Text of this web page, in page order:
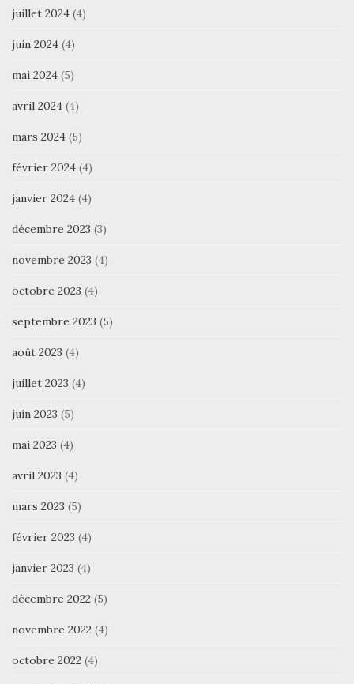
juillet 2024 (4)
juin 2024 (4)
mai 2024 (5)
avril 2024 (4)
mars 2024 (5)
février 2024 (4)
janvier 2024 (4)
décembre 2023 (3)
novembre 2023 (4)
octobre 2023 (4)
septembre 2023 (5)
août 2023 (4)
juillet 2023 (4)
juin 2023 (5)
mai 2023 (4)
avril 2023 (4)
mars 2023 (5)
février 2023 (4)
janvier 2023 (4)
décembre 2022 (5)
novembre 2022 (4)
octobre 2022 (4)